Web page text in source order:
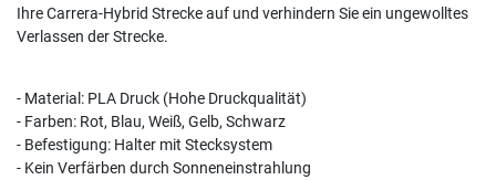
Ihre Carrera-Hybrid Strecke auf und verhindern Sie ein ungewolltes
Verlassen der Strecke.
- Material: PLA Druck (Hohe Druckqualität)
- Farben: Rot, Blau, Weiß, Gelb, Schwarz
- Befestigung: Halter mit Stecksystem
- Kein Verfärben durch Sonneneinstrahlung